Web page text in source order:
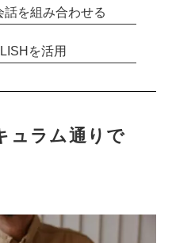
話を組み合わせる
を活用
ュラム通りで